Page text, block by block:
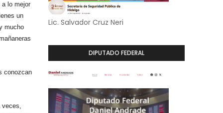
lo mejor
un
mucho
conozcan
veces,
Lic. Salvador Cruz Neri
DIPUTADO FEDERAL